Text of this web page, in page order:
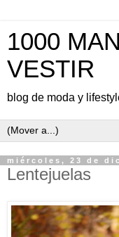
1000
VESTIR
blog de moda y
miércoles, 23 de
Lentejuelas